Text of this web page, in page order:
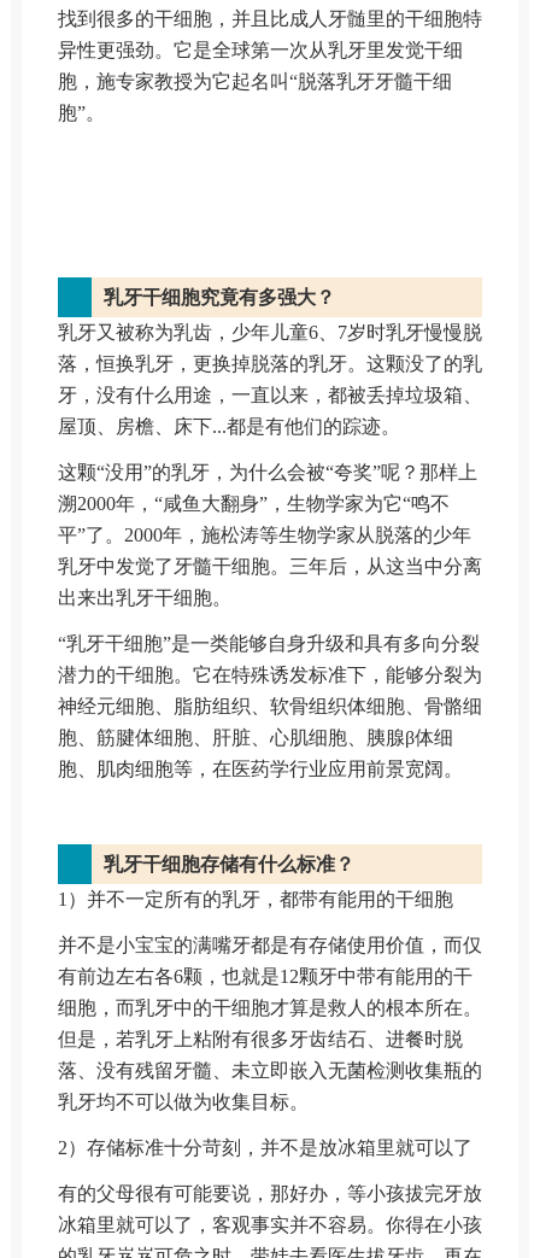
找到很多的干细胞，并且比成人牙髄里的干细胞特
异性更强劲。它是全球第一次从乳牙里发觉干细
胞，施专家教授为它起名叫“脱落乳牙牙髓干细
胞”。
乳牙干细胞究竟有多强大？
乳牙又被称为乳齿，少年儿童6、7岁时乳牙慢慢脱
落，恒换乳牙，更换掉脱落的乳牙。这颗没了的乳
牙，没有什么用途，一直以来，都被丢掉垃圾箱、
屋顶、房檐、床下...都是有他们的踪迹。
这颗“没用”的乳牙，为什么会被“夸奖”呢？那样上
溯2000年，“咸鱼大翻身”，生物学家为它“鸣不
平”了。2000年，施松涛等生物学家从脱落的少年
乳牙中发觉了牙髓干细胞。三年后，从这当中分离
出来出乳牙干细胞。
“乳牙干细胞”是一类能够自身升级和具有多向分裂
潜力的干细胞。它在特殊诱发标准下，能够分裂为
神经元细胞、脂肪组织、软骨组织体细胞、骨骼细
胞、筋腱体细胞、肝脏、心肌细胞、胰腺β体细
胞、肌肉细胞等，在医药学行业应用前景宽阔。
乳牙干细胞存储有什么标准？
1）并不一定所有的乳牙，都带有能用的干细胞
并不是小宝宝的满嘴牙都是有存储使用价值，而仅
有前边左右各6颗，也就是12颗牙中带有能用的干
细胞，而乳牙中的干细胞才算是救人的根本所在。
但是，若乳牙上粘附有很多牙齿结石、进餐时脱
落、没有残留牙髓、未立即嵌入无菌检测收集瓶的
乳牙均不可以做为收集目标。
2）存储标准十分苛刻，并不是放冰箱里就可以了
有的父母很有可能要说，那好办，等小孩拔完牙放
冰箱里就可以了，客观事实并不容易。你得在小孩